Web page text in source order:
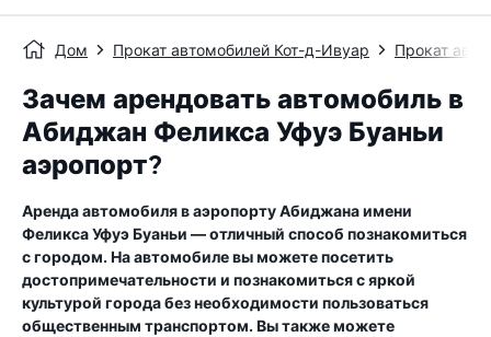
Дом Прокат автомобилей Кот-д-Ивуар Прокат
Зачем арендовать автомобиль в
Абиджан Феликса Уфуэ Буаньи
аэропорт?
Аренда автомобиля в аэропорту Абиджана имени
Феликса Уфуэ Буаньи — отличный способ познакомиться
с городом. На автомобиле вы можете посетить
достопримечательности и познакомиться с яркой
культурой города без необходимости пользоваться
общественным транспортом. Вы также можете